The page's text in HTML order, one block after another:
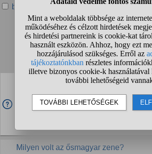
ballagási zene
ballagó
» További
Talált kérdések:
1 2 3 ❯
Van egy olyan cigány népdal, hogy a
"Nem tudjátok hogy ki vagyokA mukinak a
vagyokRánézek a hosszú nyelű
Milyen volt az ősmagyar zene?